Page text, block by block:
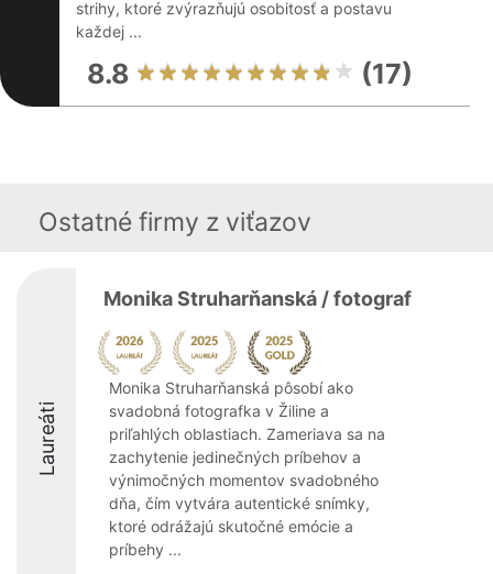
strihy, ktoré zvýrazňujú osobitosť a postavu
každej ...
8.8 (17)
Ostatné firmy z viťazov
Laureáti
Monika Struharňanská / fotograf
Monika Struharňanská pôsobí ako
svadobná fotografka v Žiline a
priľahlých oblastiach. Zameriava sa na
zachytenie jedinečných príbehov a
výnimočných momentov svadobného
dňa, čím vytvára autentické snímky,
ktoré odrážajú skutočné emócie a
príbehy ...